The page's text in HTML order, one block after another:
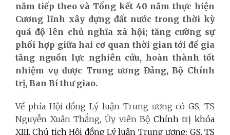
năm tiếp theo và Tổng kết 40 năm thực hiện
Cương lĩnh xây dựng đất nước trong thời kỳ
quá độ lên chủ nghĩa xã hội; tăng cường sự
phối hợp giữa hai cơ quan thời gian tới để gia
tăng nguồn lực nghiên cứu, hoàn thành tốt
nhiệm vụ được Trung ương Đảng, Bộ Chính
trị, Ban Bí thư giao.
Về phía Hội đồng Lý luận Trung ương có GS, TS
Nguyễn Xuân Thắng, Ủy viên Bộ Chính trị khóa
XIII, Chủ tịch Hội đồng Lý luận Trung ương; GS, TS